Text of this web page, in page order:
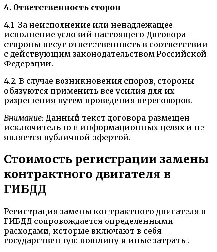
4. Ответственность сторон
4.1. За неисполнение или ненадлежащее
исполнение условий настоящего Договора
стороны несут ответственность в соответствии
с действующим законодательством Российской
Федерации.
4.2. В случае возникновения споров, стороны
обязуются применить все усилия для их
разрешения путем проведения переговоров.
Внимание: Данный текст договора размещен
исключительно в информационных целях и не
является публичной офертой.
Стоимость регистрации замены
контрактного двигателя в
ГИБДД
Регистрация замены контрактного двигателя в
ГИБДД сопровождается определенными
расходами, которые включают в себя
государственную пошлину и иные затраты.